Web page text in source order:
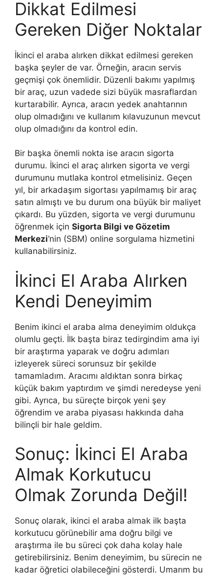
Dikkat Edilmesi
Gereken Diğer Noktalar
İkinci el araba alırken dikkat edilmesi gereken
başka şeyler de var. Örneğin, aracın servis
geçmişi çok önemlidir. Düzenli bakımı yapılmış
bir araç, uzun vadede sizi büyük masraflardan
kurtarabilir. Ayrıca, aracın yedek anahtarının
olup olmadığını ve kullanım kılavuzunun mevcut
olup olmadığını da kontrol edin.
Bir başka önemli nokta ise aracın sigorta
durumu. İkinci el araç alırken sigorta ve vergi
durumunu mutlaka kontrol etmelisiniz. Geçen
yıl, bir arkadaşım sigortası yapılmamış bir araç
satın almıştı ve bu durum ona büyük bir maliyet
çıkardı. Bu yüzden, sigorta ve vergi durumunu
öğrenmek için Sigorta Bilgi ve Gözetim
Merkezi‘nin (SBM) online sorgulama hizmetini
kullanabilirsiniz.
İkinci El Araba Alırken
Kendi Deneyimim
Benim ikinci el araba alma deneyimim oldukça
olumlu geçti. İlk başta biraz tedirgindim ama iyi
bir araştırma yaparak ve doğru adımları
izleyerek süreci sorunsuz bir şekilde
tamamladım. Aracımı aldıktan sonra birkaç
küçük bakım yaptırdım ve şimdi neredeyse yeni
gibi. Ayrıca, bu süreçte birçok yeni şey
öğrendim ve araba piyasası hakkında daha
bilinçli bir hale geldim.
Sonuç: İkinci El Araba
Almak Korkutucu
Olmak Zorunda Değil!
Sonuç olarak, ikinci el araba almak ilk başta
korkutucu görünebilir ama doğru bilgi ve
araştırma ile bu süreci çok daha kolay hale
getirebilirsiniz. Benim deneyimim, bu sürecin ne
kadar öğretici olabileceğini gösterdi. Umarım bu